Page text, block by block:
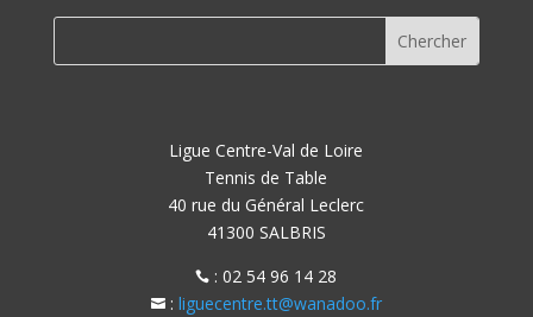
Ligue Centre-Val de Loire
Tennis de Table
40 rue du Général Leclerc
41300 SALBRIS
 : 02 54 96 14 28
: liguecentre.tt@wanadoo.fr